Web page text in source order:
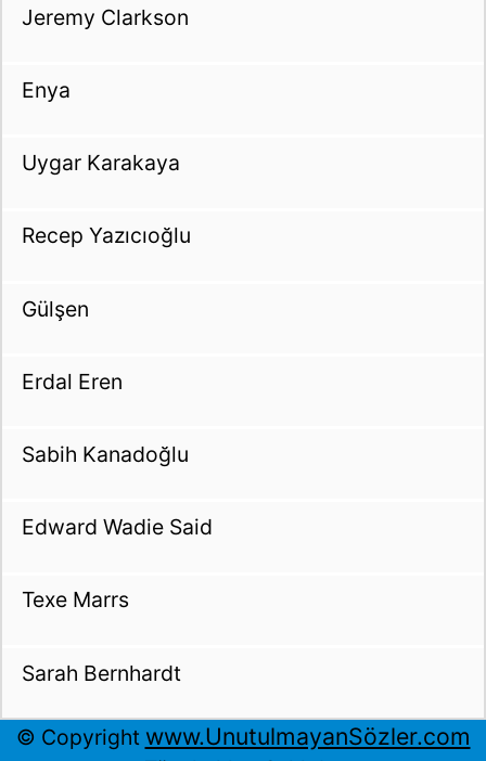
Jeremy Clarkson
Enya
Uygar Karakaya
Recep Yazıcıoğlu
Gülşen
Erdal Eren
Sabih Kanadoğlu
Edward Wadie Said
Texe Marrs
Sarah Bernhardt
© Copyright www.UnutulmayanSözler.com